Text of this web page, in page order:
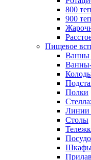
800
900
Пищевое
Ванны
Полки
Линии
Столы
Шкафы